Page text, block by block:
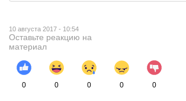
10 августа 2017 - 10:54
Оставьте реакцию на
материал
0 0 0 0 0